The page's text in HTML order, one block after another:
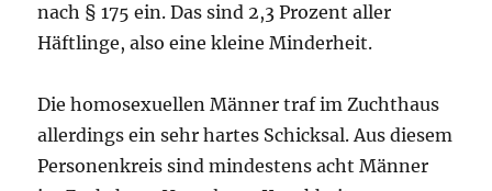
nach § 175 ein. Das sind 2,3 Prozent aller
Häftlinge, also eine kleine Minderheit.
Die homosexuellen Männer traf im Zuchthaus
allerdings ein sehr hartes Schicksal. Aus diesem
Personenkreis sind mindestens acht Männer